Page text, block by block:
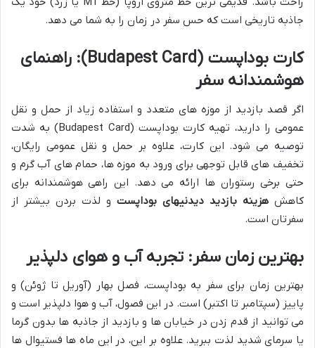
جاذبه تاریخی است که حس سفر در زمان را به شما می دهد.
کارت بوداپست (Budapest Card): راهنمای
هوشمندانه سفر
اگر قصد بازدید از موزه های متعدد و استفاده زیاد از حمل و نقل
عمومی را دارید، تهیه کارت بوداپست (Budapest Card) به شدت
توصیه می شود. این کارت، علاوه بر حمل و نقل عمومی رایگان،
تخفیف های قابل توجهی برای ورود به موزه ها، حمام های آب گرم و
حتی برخی رستوران ها ارائه می دهد. این راهی هوشمندانه برای
کاهش هزینه بازدید دیدنیهای بوداپست و لذت بردن بیشتر از
سفرتان است.
بهترین زمان سفر: تجربه آب و هوای دلپذیر
بهترین زمان برای سفر به بوداپست، فصل بهار (آوریل تا ژوئن) و
پاییز (سپتامبر تا اکتبر) است. در این فصول، آب و هوا دلپذیر است و
می توانید از قدم زدن در خیابان ها و بازدید از جاذبه ها بدون گرما
یا سرمای شدید لذت ببرید. علاوه بر این، در این ماه ها فستیوال ها